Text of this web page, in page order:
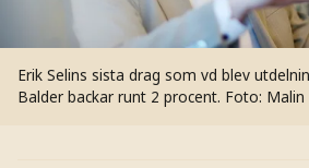
Erik Selins sista drag som vd blev
Balder backar runt 2 procent. Foto: Malin